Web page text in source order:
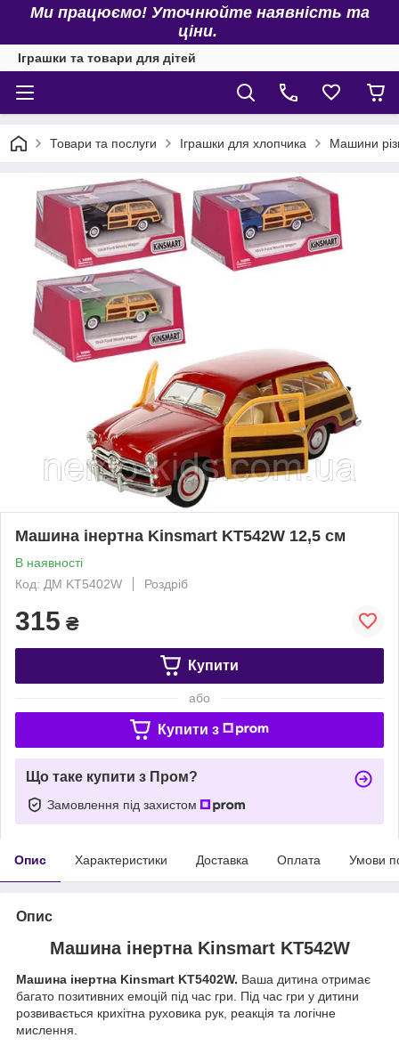
Ми працюємо! Уточнюйте наявність та
ціни.
Іграшки та товари для дітей
Товари та послуги Іграшки для хлопчика Машини
Машина інертна Kinsmart KT542W 12,5 см
В наявності
Код: ДМ KT5402W
Роздріб
315 ₴
Купити
або
Купити з
Що таке купити з Пром?
Замовлення під захистом
Опис Характеристики Доставка Оплата Умови
Опис
Машина інертна Kinsmart KT542W
Машина інертна Kinsmart KT5402W. Ваша дитина отримає
багато позитивних емоцій під час гри. Під час гри у дитини
розвивається крихітна руховика рук, реакція та логічне
мислення.